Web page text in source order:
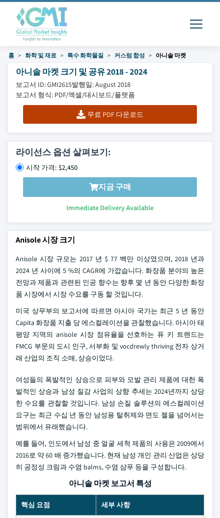
홈 화학 및 재료 특수 화학물질 커스텀 합성 아니솔 마켓
아니솔 마켓 크기 및 공유 2018 - 2024
보고서 ID: GMI2615발행일: August 2018
보고서 형식: PDF/엑셀/대시보드/플랫폼
무료 PDF 다운로드
라이선스 옵션 살펴보기:
시작 가격: $2,450
지금 구매
Immediate Delivery Available
Anisole 시장 크기
Anisole 시장 규모는 2017 년 $ 77 백만 이상였으며, 2018 년과
2024 년 사이에 5 %의 CAGR에 가깝습니다. 화장품 분야의 높은
전망과 제품과 관련된 인공 향수는 향후 몇 년 동안 다양한 화장
품 시장에서 시장 수요를 구동 할 것입니다.
미국 상무부의 보고서에 따르면 아시아 국가는 최근 5 년 동안
Capita 화장품 지출 당 에스컬레이션을 관찰했습니다. 아시아 태
평양 지역의 anisole 시장 점유율을 선호하는 퓨 키 트렌드는
FMCG 부문의 도시 인구, 서부화 및 vocdrewly thriving 전자 상거
래 산업의 조직 소매, 상승이었다.
여성들의 폭발적인 상승으로 피부와 모발 관리 제품에 대한 폭
발적인 상승과 남성 질감 사업의 상향 추세는 2024년까지 상당
한 수요를 관찰할 것입니다. 남성 손질 솔루션의 에스컬레이션
요구는 최근 수십 년 동안 남성용 탈취제와 면도 젤을 넘어서는
범위에서 유래했습니다.
예를 들어, 인도에서 남성 중 얼굴 세척 제품의 사용은 2009에서
2016로 약 60 배 증가했습니다. 현재 남성 개인 관리 산업은 상당
히 공정성 크림과 수염 balms, 수염 샴푸 등을 구성합니다.
아니솔 마켓 보고서 특성
핵심 요점 세부 사항